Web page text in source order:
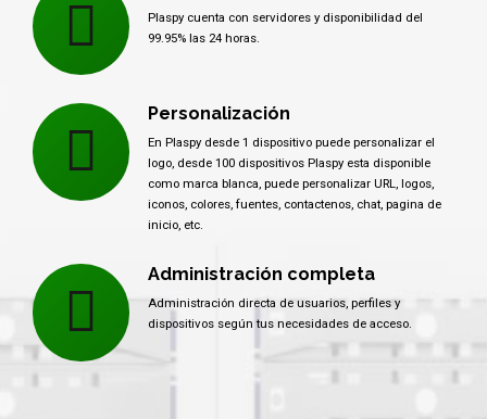
Plaspy cuenta con servidores y disponibilidad del
99.95% las 24 horas.
Personalización
En Plaspy desde 1 dispositivo puede personalizar el
logo, desde 100 dispositivos Plaspy esta disponible
como marca blanca, puede personalizar URL, logos,
iconos, colores, fuentes, contactenos, chat, pagina de
inicio, etc.
Administración completa
Administración directa de usuarios, perfiles y
dispositivos según tus necesidades de acceso.